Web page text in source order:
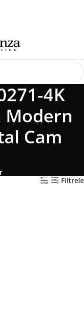
3 Taksit Fırsatı
4K
Modern
Cam
Filtrele